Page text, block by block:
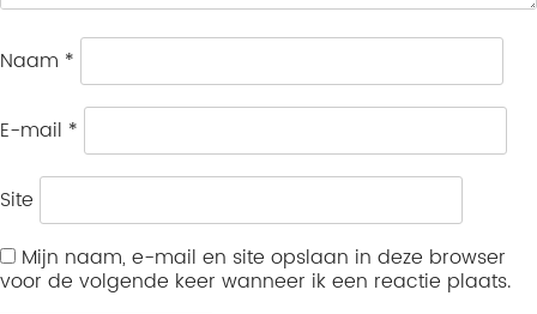
Naam *
E-mail *
Site
Mijn naam, e-mail en site opslaan in deze browser
voor de volgende keer wanneer ik een reactie plaats.